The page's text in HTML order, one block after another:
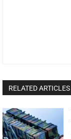
RELATED ARTICLES